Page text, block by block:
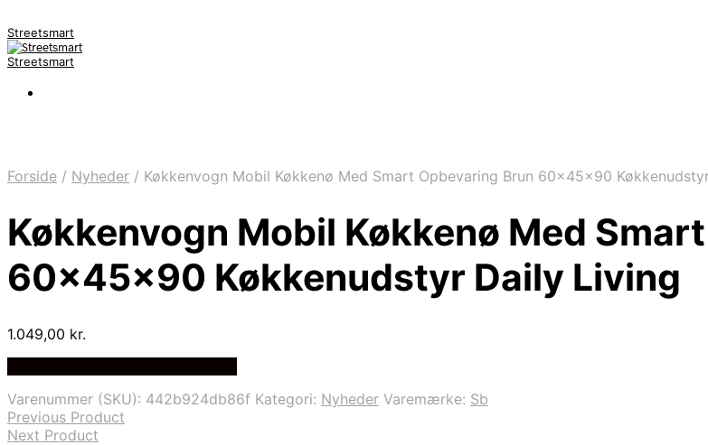
Streetsmart
Streetsmart
Forside / Nyheder / Køkkenvogn Mobil Køkkenø Med Smart Opbevaring Brun 60x45x90
Køkkenvogn Mobil Køkkenø Med
60x45x90 Køkkenudstyr Daily Living
1.049,00 kr.
Varenummer (SKU): 442b924db86f Kategori: Nyheder Varemærke: Sb
Previous Product
Next Product